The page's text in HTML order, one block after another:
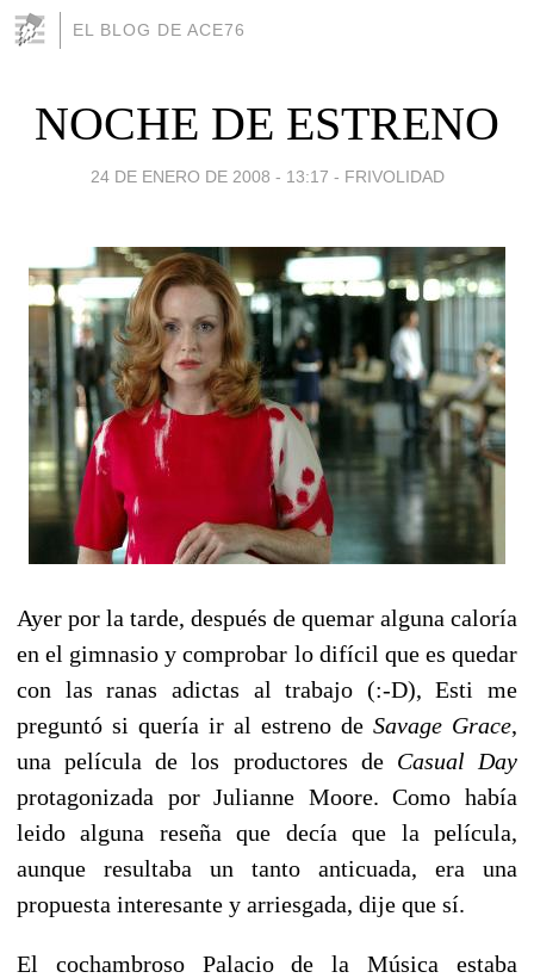
EL BLOG DE ACE76
NOCHE DE ESTRENO
24 DE ENERO DE 2008 - 13:17 - FRIVOLIDAD
Ayer por la tarde, después de quemar alguna caloría
en el gimnasio y comprobar lo difícil que es quedar
con las ranas adictas al trabajo (:-D), Esti me
preguntó si quería ir al estreno de Savage Grace,
una película de los productores de Casual Day
protagonizada por Julianne Moore. Como había
leido alguna reseña que decía que la película,
aunque resultaba un tanto anticuada, era una
propuesta interesante y arriesgada, dije que sí.
El cochambroso Palacio de la Música estaba